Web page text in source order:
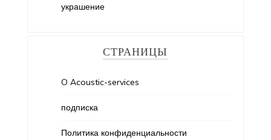
украшение
СТРАНИЦЫ
O Acoustic-services
подписка
Политика конфиденциальности